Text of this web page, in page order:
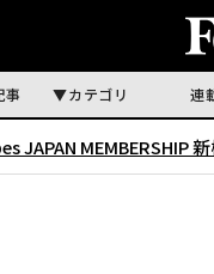
事 カテゴリ 連
JAPAN MEMBERSHIP 新